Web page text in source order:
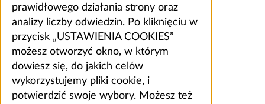
prawidłowego działania strony oraz
analizy liczby odwiedzin. Po kliknięciu w
przycisk „USTAWIENIA COOKIES”
możesz otworzyć okno, w którym
dowiesz się, do jakich celów
wykorzystujemy pliki cookie, i
potwierdzić swoje wybory. Możesz też